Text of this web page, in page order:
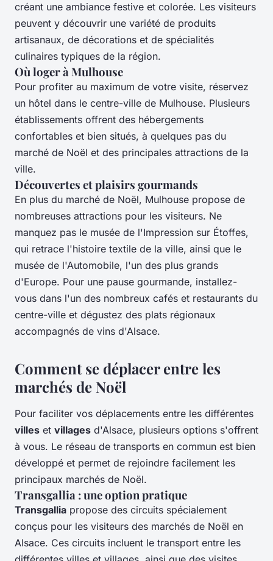
créant une ambiance festive et colorée. Les visiteurs
peuvent y découvrir une variété de produits
artisanaux, de décorations et de spécialités
culinaires typiques de la région.
Où loger à Mulhouse
Pour profiter au maximum de votre visite, réservez
un hôtel dans le centre-ville de Mulhouse. Plusieurs
établissements offrent des hébergements
confortables et bien situés, à quelques pas du
marché de Noël et des principales attractions de la
ville.
Découvertes et plaisirs gourmands
En plus du marché de Noël, Mulhouse propose de
nombreuses attractions pour les visiteurs. Ne
manquez pas le musée de l'Impression sur Étoffes,
qui retrace l'histoire textile de la ville, ainsi que le
musée de l'Automobile, l'un des plus grands
d'Europe. Pour une pause gourmande, installez-
vous dans l'un des nombreux cafés et restaurants du
centre-ville et dégustez des plats régionaux
accompagnés de vins d'Alsace.
Comment se déplacer entre les
marchés de Noël
Pour faciliter vos déplacements entre les différentes
villes et villages d'Alsace, plusieurs options s'offrent
à vous. Le réseau de transports en commun est bien
développé et permet de rejoindre facilement les
principaux marchés de Noël.
Transgallia : une option pratique
Transgallia propose des circuits spécialement
conçus pour les visiteurs des marchés de Noël en
Alsace. Ces circuits incluent le transport entre les